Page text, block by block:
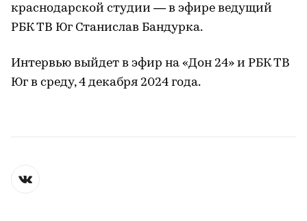
краснодарской студии — в эфире ведущий
РБК ТВ Юг Станислав Бандурка.
Интервью выйдет в эфир на «Дон 24» и РБК ТВ
Юг в среду, 4 декабря 2024 года.